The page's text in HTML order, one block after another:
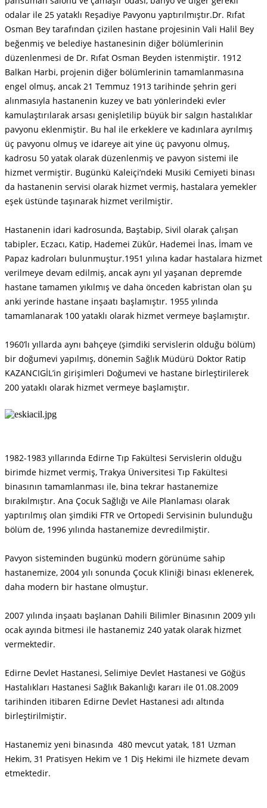
odalar ile 25 yataklı Reşadiye Pavyonu yaptırılmıştır.Dr. Rıfat
Osman Bey tarafından çizilen hastane projesinin Vali Halil Bey
beğenmiş ve belediye hastanesinin diğer bölümlerinin
düzenlenmesi de Dr. Rıfat Osman Beyden istenmiştir. 1912
Balkan Harbi, projenin diğer bölümlerinin tamamlanmasına
engel olmuş, ancak 21 Temmuz 1913 tarihinde şehrin geri
alınmasıyla hastanenin kuzey ve batı yönlerindeki evler
kamulaştırılarak arsası genişletilip büyük bir salgın hastalıklar
pavyonu eklenmiştir. Bu hal ile erkeklere ve kadınlara ayrılmış
üç pavyonu olmuş ve idareye ait yine üç pavyonu olmuş,
kadrosu 50 yatak olarak düzenlenmiş ve pavyon sistemi ile
hizmet vermiştir. Bugünkü Kaleiçi’ndeki Musiki Cemiyeti binası
da hastanenin servisi olarak hizmet vermiş, hastalara yemekler
eşek üstünde taşınarak hizmet verilmiştir.
Hastanenin idari kadrosunda, Baştabip, Sivil olarak çalışan
tabipler, Eczacı, Katip, Hademei Zükûr, Hademei İnas, İmam ve
Papaz kadroları bulunmuştur.1951 yılına kadar hastalara hizmet
verilmeye devam edilmiş, ancak aynı yıl yaşanan depremde
hastane tamamen yıkılmış ve daha önceden kabristan olan şu
anki yerinde hastane inşaatı başlamıştır. 1955 yılında
tamamlanarak 100 yataklı olarak hizmet vermeye başlamıştır.
1960’lı yıllarda aynı bahçeye (şimdiki servislerin olduğu bölüm)
bir doğumevi yapılmış, dönemin Sağlık Müdürü Doktor Ratip
KAZANCIGİL’in girişimleri Doğumevi ve hastane birleştirilerek
200 yataklı olarak hizmet vermeye başlamıştır.
1982-1983 yıllarında Edirne Tıp Fakültesi Servislerin olduğu
birimde hizmet vermiş, Trakya Üniversitesi Tıp Fakültesi
binasının tamamlanması ile, bina tekrar hastanemize
bırakılmıştır. Ana Çocuk Sağlığı ve Aile Planlaması olarak
yaptırılmış olan şimdiki FTR ve Ortopedi Servisinin bulunduğu
bölüm de, 1996 yılında hastanemize devredilmiştir.
Pavyon sisteminden bugünkü modern görünüme sahip
hastanemize, 2004 yılı sonunda Çocuk Kliniği binası eklenerek,
daha modern bir hastane olmuştur.
2007 yılında inşaatı başlanan Dahili Bilimler Binasının 2009 yılı
ocak ayında bitmesi ile hastanemiz 240 yatak olarak hizmet
vermektedir.
Edirne Devlet Hastanesi, Selimiye Devlet Hastanesi ve Göğüs
Hastalıkları Hastanesi Sağlık Bakanlığı kararı ile 01.08.2009
tarihinden itibaren Edirne Devlet Hastanesi adı altında
birleştirilmiştir.
Hastanemiz yeni binasında 480 mevcut yatak, 181 Uzman
Hekim, 31 Pratisyen Hekim ve 1 Diş Hekimi ile hizmete devam
etmektedir.